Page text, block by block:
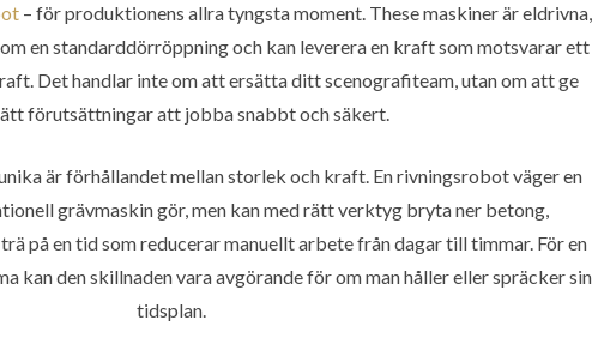
– för produktionens allra tyngsta moment. These maskiner är eldrivna,
en standarddörröppning och kan leverera en kraft som motsvarar ett
Det handlar inte om att ersätta ditt scenografiteam, utan om att ge
förutsättningar att jobba snabbt och säkert.
är förhållandet mellan storlek och kraft. En rivningsrobot väger en
grävmaskin gör, men kan med rätt verktyg bryta ner betong,
på en tid som reducerar manuellt arbete från dagar till timmar. För en
kan den skillnaden vara avgörande för om man håller eller spräcker sin
tidsplan.